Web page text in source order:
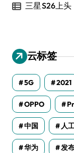
三星S26上
云标签
5G 2021
OPPO
中国 人
华为 发